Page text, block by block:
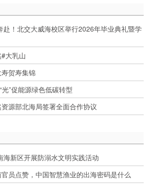
赴！北交大威海校区举行2026年毕业典礼暨学
大乳山
贺寿集锦
光”促能源绿色低碳转型
源部北海局签署全面合作协议
海新区开展防溺水文明实践活动
员点赞，中国智慧渔业的出海密码是什么